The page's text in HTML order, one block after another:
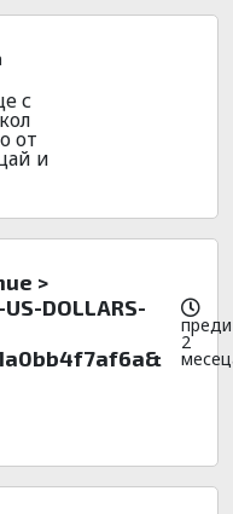
с
от
и
>
DOLLARS-
преди
2